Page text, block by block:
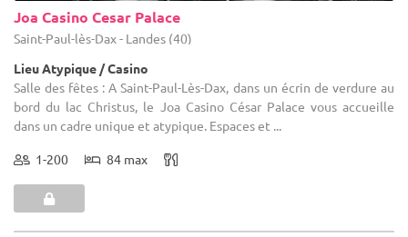
Joa Casino Cesar Palace
Saint-Paul-lès-Dax - Landes (40)
Lieu Atypique / Casino
Salle des fêtes : A Saint-Paul-Lès-Dax, dans un écrin de verdure au
bord du lac Christus, le Joa Casino César Palace vous accueille
dans un cadre unique et atypique. Espaces et ...
1-200 84 max